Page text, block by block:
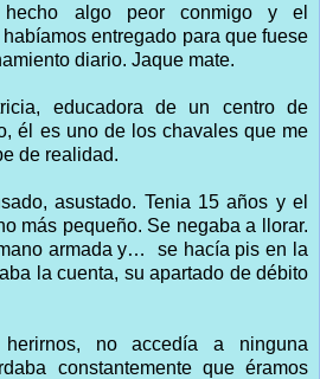
algo peor conmigo y el
entregado para que fuese
diario. Jaque mate.
educadora de un centro de
él es uno de los chavales que me
de realidad.
asustado. Tenia 15 años y el
más pequeño. Se negaba a llorar.
armada y… se hacía pis en la
la cuenta, su apartado de débito
herirnos, no accedía a ninguna
constantemente que éramos